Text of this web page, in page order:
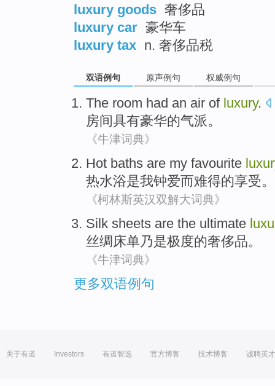
luxury goods 奢侈品
luxury car 豪华车
luxury tax n. 奢侈品税
双语例句 原声例句 权威例句
The room had an air of luxury.
房间具有豪华的气派。
《牛津词典》
Hot baths are my favourite
热水浴是我钟爱而难得的享受。
《柯林斯英汉双解大词典》
Silk sheets are the ultimate
丝绸床单乃是极度的奢侈品。
《牛津词典》
更多双语例句
关于有道 Investors 有道智选 官方博客 技术博客 诚聘英才